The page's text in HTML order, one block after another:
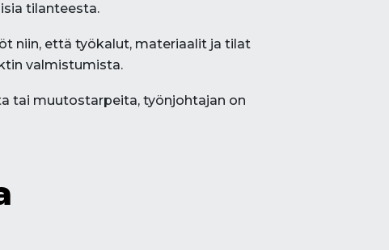
tilanteesta.
niin, että työkalut, materiaalit ja tilat
valmistumista.
tai muutostarpeita, työnjohtajan on